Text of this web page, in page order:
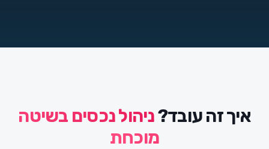
איך זה עובד?ניהול נכסים בשיטה
מוכחת